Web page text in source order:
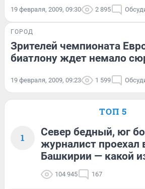
19 февраля, 2009, 09:30 2 895
ГОРОД
Зрителей чемпионата
биатлону ждет немало
19 февраля, 2009, 09:23 1 599
ТОП 5
1
Север бедный, юг
журналист проехал
Башкирии — какой
104 945 167